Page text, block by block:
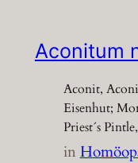
Aconitum
Aconit,
Eisenhut;
Priest´s
in